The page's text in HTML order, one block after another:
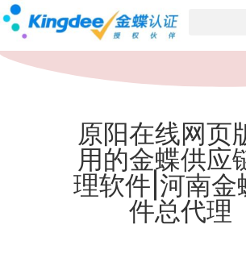
原阳在线网页
用的金蝶供应
理软件|河南金
件总代理